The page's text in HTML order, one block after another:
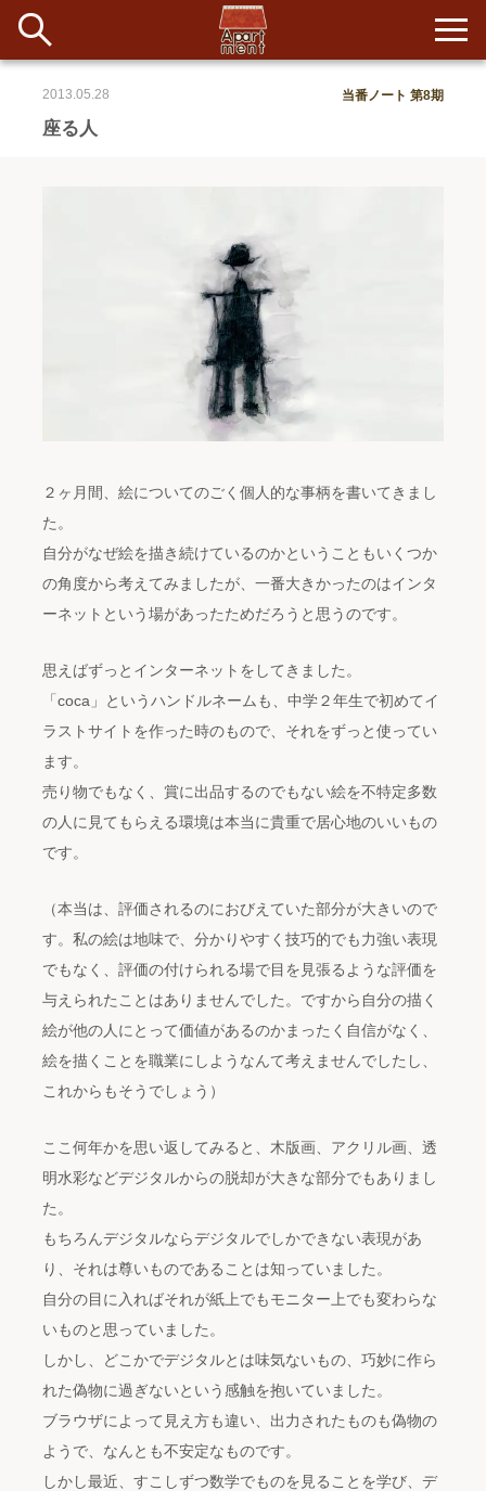
#インド #エッセイ
#生活
イベント&ショップ
アパートメントについて
寄付について
配信
入居者一覧
座る人
2013.05.28 当番ノート 第8期
２ヶ月間、絵についてのごく個人的な事柄を書いてきまし
た。
自分がなぜ絵を描き続けているのかということもいくつか
の角度から考えてみましたが、一番大きかったのはインタ
ーネットという場があったためだろうと思うのです。
思えばずっとインターネットをしてきました。
「coca」というハンドルネームも、中学２年生で初めてイ
ラストサイトを作った時のもので、それをずっと使ってい
ます。
売り物でもなく、賞に出品するのでもない絵を不特定多数
の人に見てもらえる環境は本当に貴重で居心地のいいもの
です。
（本当は、評価されるのにおびえていた部分が大きいので
す。私の絵は地味で、分かりやすく技巧的でも力強い表現
でもなく、評価の付けられる場で目を見張るような評価を
与えられたことはありませんでした。ですから自分の描く
絵が他の人にとって価値があるのかまったく自信がなく、
絵を描くことを職業にしようなんて考えませんでしたし、
これからもそうでしょう）
ここ何年かを思い返してみると、木版画、アクリル画、透
明水彩などデジタルからの脱却が大きな部分でもありまし
た。
もちろんデジタルならデジタルでしかできない表現があ
り、それは尊いものであることは知っていました。
自分の目に入ればそれが紙上でもモニター上でも変わらな
いものと思っていました。
しかし、どこかでデジタルとは味気ないもの、巧妙に作ら
れた偽物に過ぎないという感触を抱いていました。
ブラウザによって見え方も違い、出力されたものも偽物の
ようで、なんとも不安定なものです。
しかし最近、すこしずつ数学でものを見ることを学び、デ